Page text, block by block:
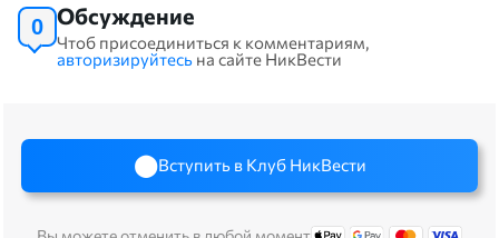
0 Обсуждение
Чтоб присоединиться к комментариям,
авторизируйтесь на сайте НикВести
Вступить в Клуб НикВести